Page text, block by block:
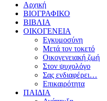
Αρχική
ΒΙΟΓΡΑΦΙΚΟ
ΒΙΒΛΙΑ
ΟΙΚΟΓΕΝΕΙΑ
Εγκυμοσύνη
Μετά τον τοκετό
Οικογενειακή ζωή
Στον ψυχολόγο
Σας ενδιαφέρει…
Επικαιρότητα
ΠΑΙΔΙΑ